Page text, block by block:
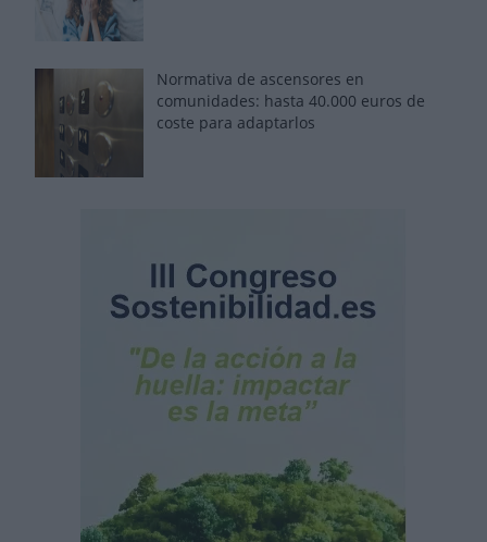
Normativa de ascensores en
comunidades: hasta 40.000 euros de
coste para adaptarlos